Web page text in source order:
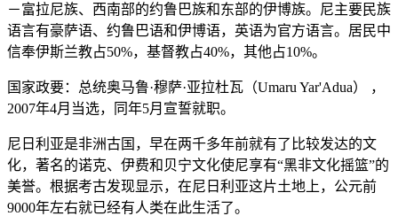
－富拉尼族、西南部的约鲁巴族和东部的伊博族。尼主要民族
语言有豪萨语、约鲁巴语和伊博语，英语为官方语言。居民中
信奉伊斯兰教占50%，基督教占40%，其他占10%。
国家政要：总统奥马鲁·穆萨·亚拉杜瓦（Umaru Yar'Adua） ，
2007年4月当选，同年5月宣誓就职。
尼日利亚是非洲古国，早在两千多年前就有了比较发达的文
化，著名的诺克、伊费和贝宁文化使尼享有“黑非文化摇篮”的
美誉。根据考古发现显示，在尼日利亚这片土地上，公元前
9000年左右就已经有人类在此生活了。